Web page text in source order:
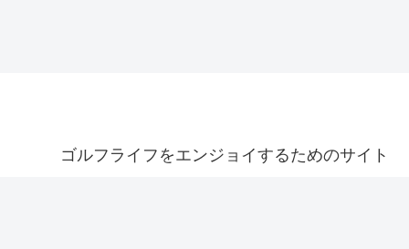
ゴルフライフをエンジョイするためのサイト